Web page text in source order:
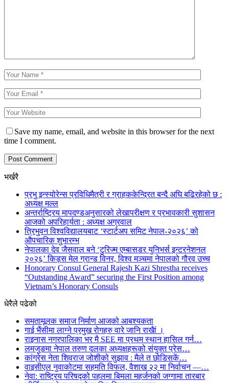
Save my name, email, and website in this browser for the next
time I comment.
भर्खरै
प्रभु इन्स्योरेन्स प्रविधिमैत्री र ग्राहककेन्द्रित बन्दै अघि बढिरहेको छ :
अध्यक्ष मल्ल
अन्तर्राष्ट्रिय मापदण्डअनुसारको लेखापरीक्षण र प्रभावकारी सुशासन
आजको अपरिहार्यता : अध्यक्ष अग्रवाल
त्रिभुवन विश्वविद्यालयबाट ‘स्टार्टअप समिट नेपाल-२०२६’ को
औपचारिक शुभारम्भ
नेपालका देव जैसवाल बने ‘टुरिज्म एम्बासडर युनिभर्स इन्टरनेशनल
२०२६’ किड्स मेल ग्रान्ड विनर, विश्व मञ्चमा नेपालको गौरव उच्च
Honorary Consul General Rajesh Kazi Shrestha receives
“Outstanding Award” securing the First Position among
Vietnam’s Honorary Consuls
धेरैले पढेको
समतामूलक समाज निर्माण आजको आबश्यकता
गाई भैंसीमा लाग्ने प्रमुख रोगहरु वारे जानि राखैां ।
राइनास नगरपालिका भर मै SEE मा प्रथम स्थान हासिल गर्न…
लमजुङमा नेपाल तरुण दलका अध्यक्षहरूको संयुक्त प्रेस…
कांग्रेस नेता शिवराज जोशीको सुझाव : मैले त छोडिसकें…
वाइसीएल नुवाकोटमा सहमति विफल, वैशाख २२ मा निर्वाचन —…
नेवा: राष्ट्रिय परिषद्को पहलमा बिमला महर्जनको जग्गामा तारबार